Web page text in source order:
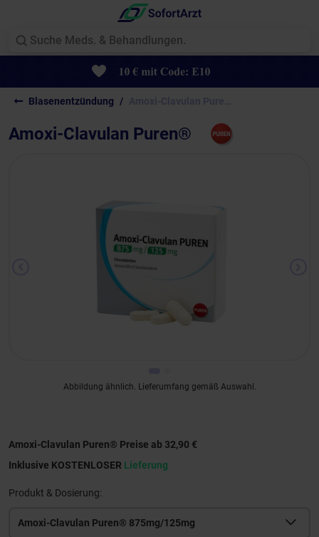
Blasenentzündung
Amoxi-Clavulan Puren®
Abbildung ähnlich. Lieferumfang gemäß Auswahl.
Amoxi-Clavulan Puren® Preise ab 32,90 €
Inklusive KOSTENLOSER Lieferung
Produkt & Dosierung:
Amoxi-Clavulan Puren® 875mg/125mg